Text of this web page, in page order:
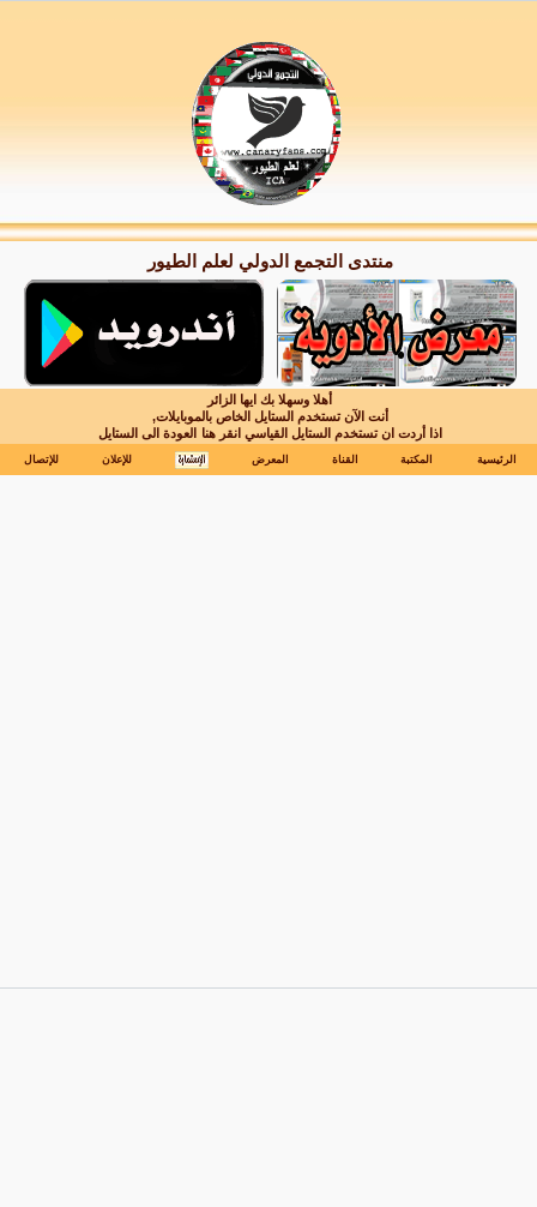
منتدى التجمع الدولي لعلم الطيور
أهلا وسهلا بك ايها الزائر
أنت الآن تستخدم الستايل الخاص بالموبايلات,
اذا أردت ان تستخدم الستايل القياسي انقر هناالعودة الى الستايل
الرئيسية المكتبة القناة المعرض للإعلان للإتصال